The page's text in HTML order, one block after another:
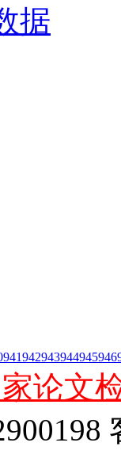
据
941942943944945946
论文